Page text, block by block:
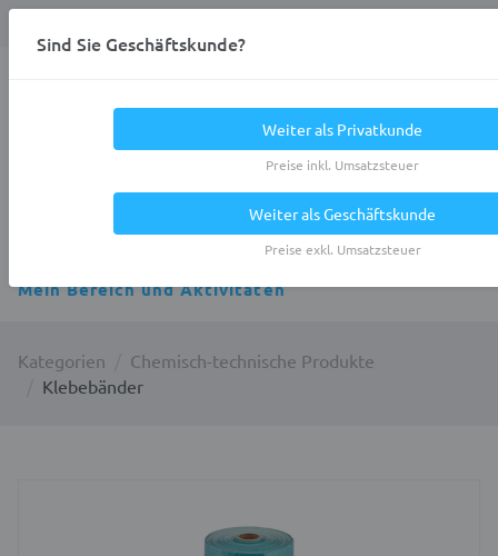
Mein Bereich und Aktivitäten
Kategorien
Chemisch-technische Produkte
Klebebänder
Sind Sie Geschäftskunde?
Weiter als Privatkunde
Preise inkl. Umsatzsteuer
Weiter als Geschäftskunde
Preise exkl. Umsatzsteuer